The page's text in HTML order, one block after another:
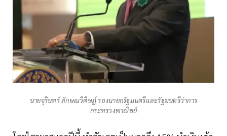
นายจุรินทร์ ลักษณวิศิษฏ์ รองนายกรัฐมนตรีและรัฐมนตรีว่าการ
กระทรวงพาณิชย์